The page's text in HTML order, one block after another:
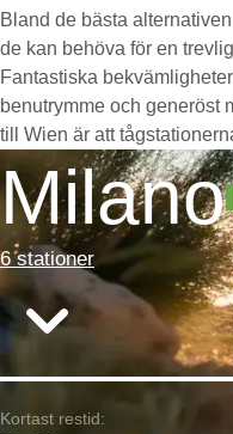
Bland de bästa
de kan behöva för en
Fantastiska
benutrymme och generöst
till Wien är att
Milano
6 stationer
Kortast restid: